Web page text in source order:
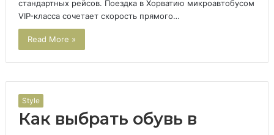
стандартных рейсов. Поездка в Хорватию микроавтобусом
VIP-класса сочетает скорость прямого…
Read More »
Style
Как выбрать обувь в